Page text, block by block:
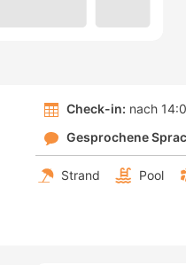
Check-in: nach
Gesprochene
Strand Pool